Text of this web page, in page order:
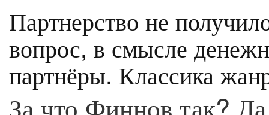
Партнерство не
вопрос, в смысле
партнёры. Классика
За что Финнов так?